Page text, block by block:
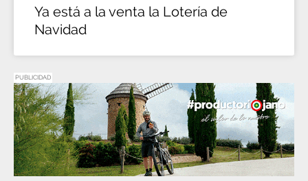
Ya está a la venta la Lotería de
Navidad
PUBLICIDAD